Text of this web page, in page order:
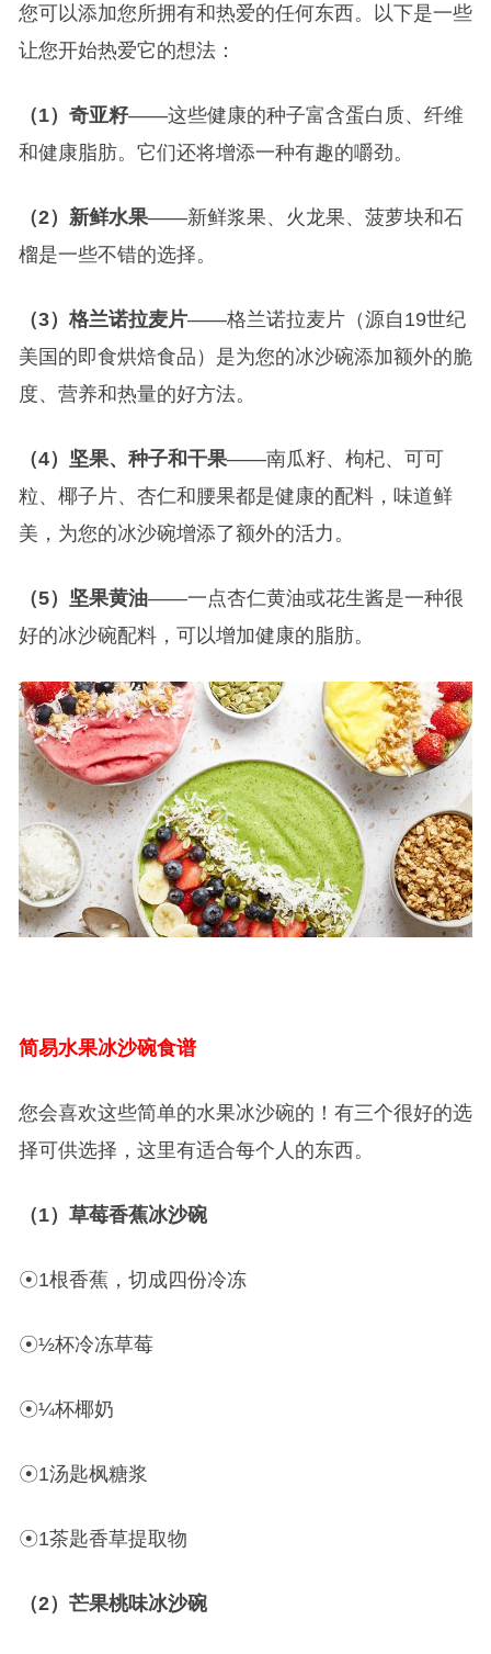
您可以添加您所拥有和热爱的任何东西。以下是一些
让您开始热爱它的想法：
（1）奇亚籽——这些健康的种子富含蛋白质、纤维
和健康脂肪。它们还将增添一种有趣的嚼劲。
（2）新鲜水果——新鲜浆果、火龙果、菠萝块和石
榴是一些不错的选择。
（3）格兰诺拉麦片——格兰诺拉麦片（源自19世纪
美国的即食烘焙食品）是为您的冰沙碗添加额外的脆
度、营养和热量的好方法。
（4）坚果、种子和干果——南瓜籽、枸杞、可可
粒、椰子片、杏仁和腰果都是健康的配料，味道鲜
美，为您的冰沙碗增添了额外的活力。
（5）坚果黄油——一点杏仁黄油或花生酱是一种很
好的冰沙碗配料，可以增加健康的脂肪。
简易水果冰沙碗食谱
您会喜欢这些简单的水果冰沙碗的！有三个很好的选
择可供选择，这里有适合每个人的东西。
（1）草莓香蕉冰沙碗
☉1根香蕉，切成四份冷冻
☉½杯冷冻草莓
☉¼杯椰奶
☉1汤匙枫糖浆
☉1茶匙香草提取物
（2）芒果桃味冰沙碗